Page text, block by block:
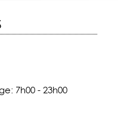
7h00 - 23h00